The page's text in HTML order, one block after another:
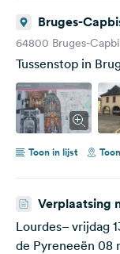
Bruges-
64800 Bruges-
Tussenstop in
Toon in lijst
Verplaatsing
Lourdes– vrijdag
de Pyreneeën 08